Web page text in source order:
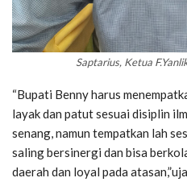
Saptarius, Ketua
“Bupati Benny harus
layak dan patut sesuai disiplin
senang, namun tempatkan lah
saling bersinergi dan bisa
daerah dan loyal pada